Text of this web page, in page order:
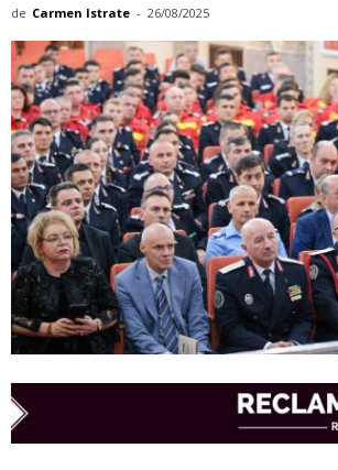
de Carmen Istrate - 26/08/2025